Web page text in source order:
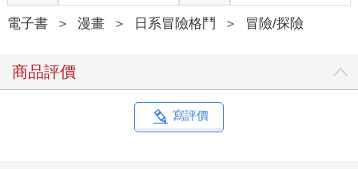
電子書 ＞ 漫畫 ＞ 日系冒險格鬥 ＞ 冒險/探險
商品評價
寫評價